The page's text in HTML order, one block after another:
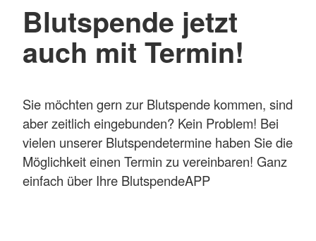
Blutspende jetzt
auch mit Termin!
Sie möchten gern zur Blutspende kommen, sind
aber zeitlich eingebunden? Kein Problem! Bei
vielen unserer Blutspendetermine haben Sie die
Möglichkeit einen Termin zu vereinbaren! Ganz
einfach über Ihre BlutspendeAPP